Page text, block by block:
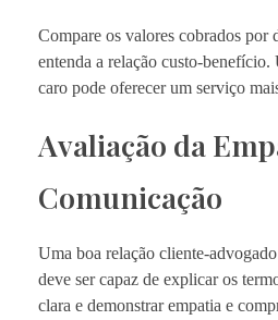
Compare os valores cobrados por
entenda a relação custo-
caro pode oferecer um serviço
Avaliação da
Comunicação
Uma boa relação cliente-
deve ser capaz de explicar os
clara e demonstrar empatia e